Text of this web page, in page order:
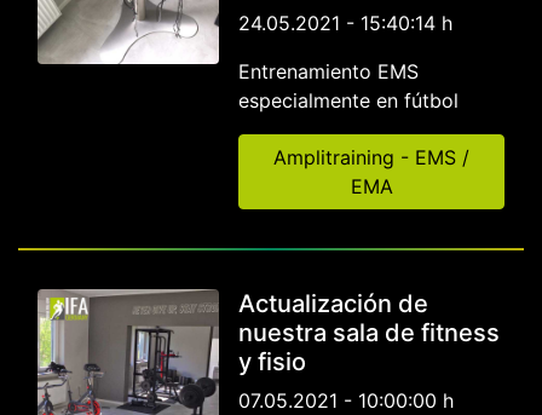
24.05.2021 - 15:40:14 h
Entrenamiento EMS
especialmente en fútbol
Amplitraining - EMS /
EMA
Actualización de
nuestra sala de fitness
y fisio
07.05.2021 - 10:00:00 h